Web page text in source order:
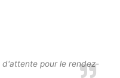
d'attente pour le rendez-